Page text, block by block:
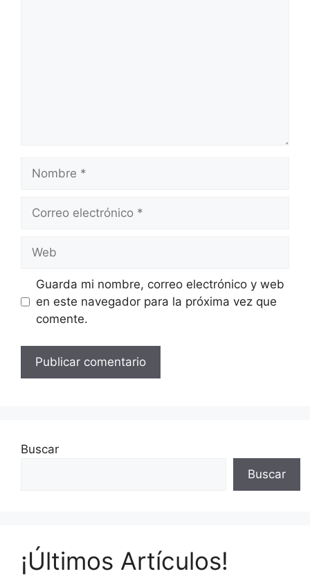
Nombre
Correo
Web
Guarda mi nombre, correo electrónico y web
en este navegador para la próxima vez que
comente.
Buscar
Buscar
¡Últimos Artículos!